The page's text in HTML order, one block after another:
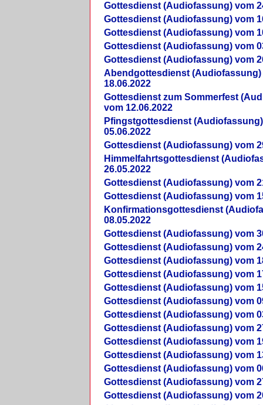
Gottesdienst (Audiofassung) vom
Gottesdienst (Audiofassung) vom
Gottesdienst (Audiofassung) vom
Gottesdienst (Audiofassung) vom
Gottesdienst (Audiofassung) vom
Abendgottesdienst (Audiofassung)
18.06.2022
Gottesdienst zum Sommerfest
vom 12.06.2022
Pfingstgottesdienst
05.06.2022
Gottesdienst (Audiofassung) vom
Himmelfahrtsgottesdienst
26.05.2022
Gottesdienst (Audiofassung) vom
Gottesdienst (Audiofassung) vom
Konfirmationsgottesdienst
08.05.2022
Gottesdienst (Audiofassung) vom
Gottesdienst (Audiofassung) vom
Gottesdienst (Audiofassung) vom
Gottesdienst (Audiofassung) vom
Gottesdienst (Audiofassung) vom
Gottesdienst (Audiofassung) vom
Gottesdienst (Audiofassung) vom
Gottesdienst (Audiofassung) vom
Gottesdienst (Audiofassung) vom
Gottesdienst (Audiofassung) vom
Gottesdienst (Audiofassung) vom
Gottesdienst (Audiofassung) vom
Gottesdienst (Audiofassung) vom